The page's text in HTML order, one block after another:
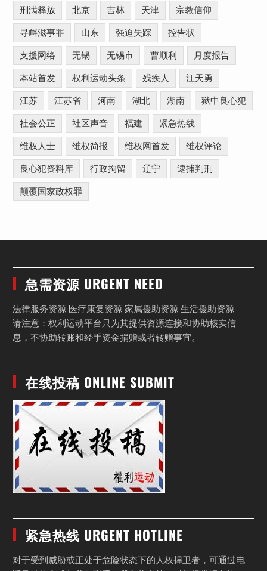
刑满释放 北京 吉林 天津 宗教信仰
寻衅滋事罪 山东 强迫失踪 控告状
支援网络 无锡 无锡市 曹顺利 月度报告
本站首发 权利运动头条 残疾人 江天勇
江苏 江苏省 河南 湖北 湖南 狱中良心犯
社会公正 社区声音 福建 紧急热线
维权人士 维权简报 维权网首发 维权评论
良心犯资料库 行政拘留 辽宁 逮捕判刑
颠覆国家政权罪
急需资源 URGENT NEED
法律服务资源 医疗康复资源 家属援助资源 生活援助资源
请注意：权利运动平台只为其提供资源连接和协助核实信
息，不协助转账和经手资金捐赠或者转赠事宜。
在线投稿 ONLINE SUBMIT
紧急热线 URGENT HOTLINE
对于受到威胁或正处于危险状态下的人权捍卫者，可通过电